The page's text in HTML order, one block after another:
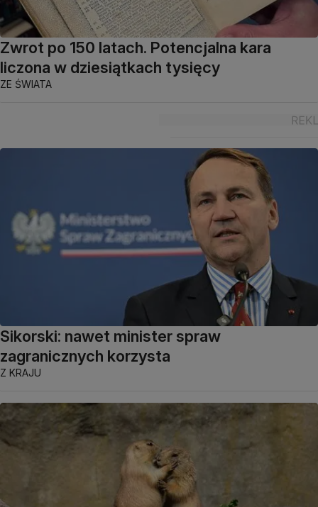
Zwrot po 150 latach. Potencjalna kara
liczona w dziesiątkach tysięcy
ZE ŚWIATA
Sikorski: nawet minister spraw
zagranicznych korzysta
Z KRAJU